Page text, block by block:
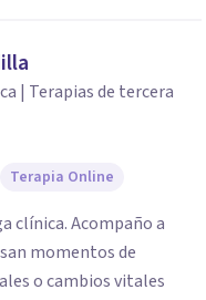
| Terapias de tercera
Terapia Online
clínica. Acompaño a
momentos de
o cambios vitales